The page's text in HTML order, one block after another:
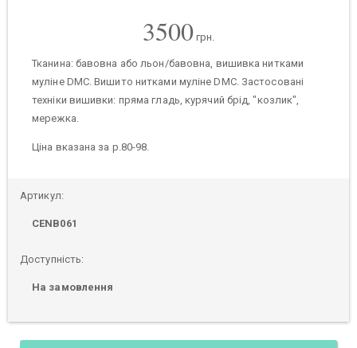
3500 грн.
Тканина: бавовна або льон/бавовна, вишивка нитками
муліне DMC. Вишито нитками муліне DMC. Застосовані
техніки вишивки: пряма гладь, курячий брід, "козлик",
мережка.
Ціна вказана за р.80-98.
Артикул:
CENB061
Доступність:
На замовлення